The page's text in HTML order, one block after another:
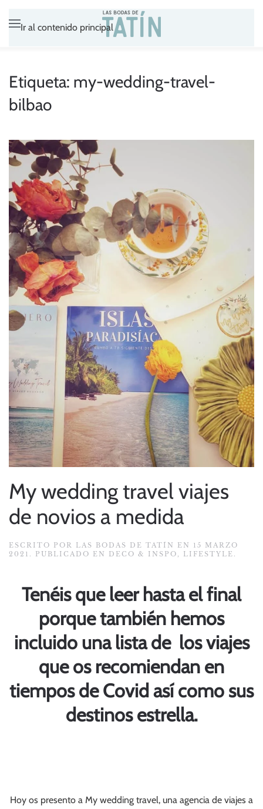
Ir al contenido principal
Etiqueta: my-wedding-travel-
bilbao
My wedding travel viajes
de novios a medida
ESCRITO POR LAS BODAS DE TATÍN EN 15 MARZO
2021 . PUBLICADO EN DECO & INSPO , LIFESTYLE .
Tenéis que leer hasta el final
porque también hemos
incluido una lista de los viajes
que os recomiendan en
tiempos de Covid así como sus
destinos estrella.
Hoy os presento a My wedding travel, una agencia de viajes a